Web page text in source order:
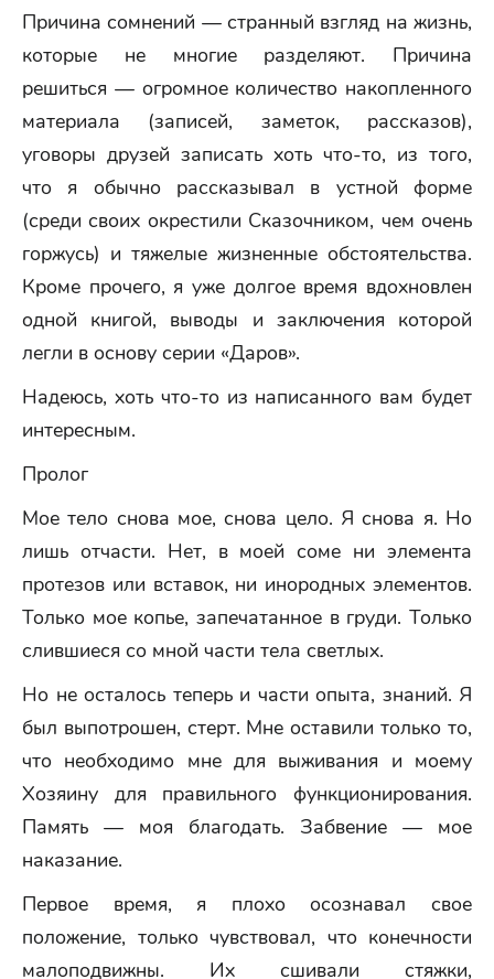
Причина сомнений — странный взгляд на жизнь,
которые не многие разделяют. Причина
решиться — огромное количество накопленного
материала (записей, заметок, рассказов),
уговоры друзей записать хоть что-то, из того,
что я обычно рассказывал в устной форме
(среди своих окрестили Сказочником, чем очень
горжусь) и тяжелые жизненные обстоятельства.
Кроме прочего, я уже долгое время вдохновлен
одной книгой, выводы и заключения которой
легли в основу серии «Даров».
Надеюсь, хоть что-то из написанного вам будет
интересным.
Пролог
Мое тело снова мое, снова цело. Я снова я. Но
лишь отчасти. Нет, в моей соме ни элемента
протезов или вставок, ни инородных элементов.
Только мое копье, запечатанное в груди. Только
слившиеся со мной части тела светлых.
Но не осталось теперь и части опыта, знаний. Я
был выпотрошен, стерт. Мне оставили только то,
что необходимо мне для выживания и моему
Хозяину для правильного функционирования.
Память — моя благодать. Забвение — мое
наказание.
Первое время, я плохо осознавал свое
положение, только чувствовал, что конечности
малоподвижны. Их сшивали стяжки,